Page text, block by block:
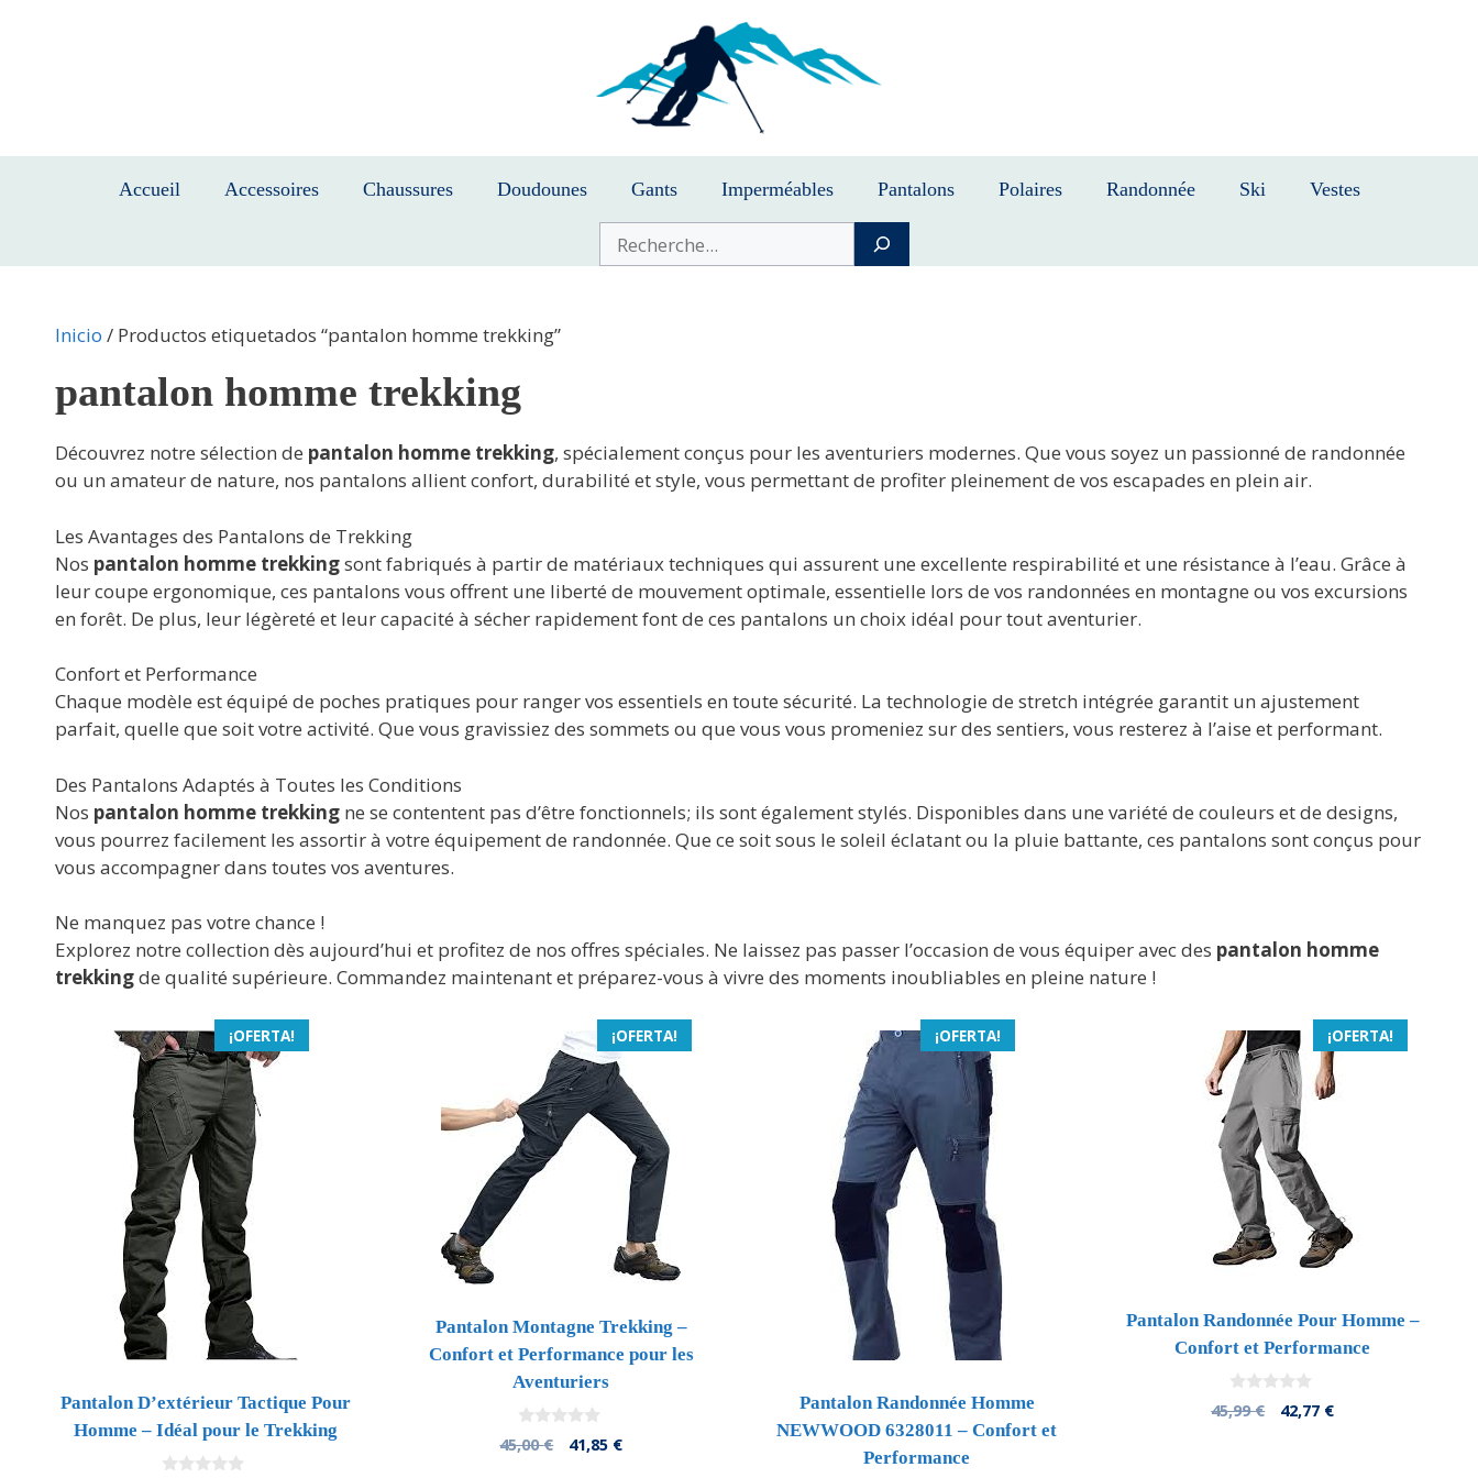
Accueil Accessoires Chaussures Doudounes Gants Imperméables Pantalons Polaires Randonnée Ski Vestes
Buscar
Inicio / Productos etiquetados “pantalon homme trekking”
pantalon homme trekking
Découvrez notre sélection de pantalon homme trekking, spécialement conçus pour les aventuriers modernes. Que vous soyez un passionné de randonnée
ou un amateur de nature, nos pantalons allient confort, durabilité et style, vous permettant de profiter pleinement de vos escapades en plein air.
Les Avantages des Pantalons de Trekking
Nos pantalon homme trekkingsont fabriqués à partir de matériaux techniques qui assurent une excellente respirabilité et une résistance à l’eau. Grâce à
leur coupe ergonomique, ces pantalons vous offrent une liberté de mouvement optimale, essentielle lors de vos randonnées en montagne ou vos excursions
en forêt. De plus, leur légèreté et leur capacité à sécher rapidement font de ces pantalons un choix idéal pour tout aventurier.
Confort et Performance
Chaque modèle est équipé de poches pratiques pour ranger vos essentiels en toute sécurité. La technologie de stretch intégrée garantit un ajustement
parfait, quelle que soit votre activité. Que vous gravissiez des sommets ou que vous vous promeniez sur des sentiers, vous resterez à l’aise et performant.
Des Pantalons Adaptés à Toutes les Conditions
Nos pantalon homme trekking ne se contentent pas d’être fonctionnels; ils sont également stylés. Disponibles dans une variété de couleurs et de designs,
vous pourrez facilement les assortir à votre équipement de randonnée. Que ce soit sous le soleil éclatant ou la pluie battante, ces pantalons sont conçus pour
vous accompagner dans toutes vos aventures.
Ne manquez pas votre chance !
Explorez notre collection dès aujourd’hui et profitez de nos offres spéciales. Ne laissez pas passer l’occasion de vous équiper avec des pantalon homme
trekkingde qualité supérieure. Commandez maintenant et préparez-vous à vivre des moments inoubliables en pleine nature !
¡OFERTA!
Pantalon D’extérieur Tactique Pour
Homme – Idéal pour le Trekking
¡OFERTA!
Pantalon Montagne Trekking –
Confort et Performance pour les
Aventuriers
0
d
45,00€
El
41,85 €El
¡OFERTA!
Pantalon Randonnée Homme
NEWWOOD 6328011 – Confort et
Performance
¡OFERTA!
Pantalon Randonnée Pour Homme –
Confort et Performance
0
d
45,99€
El
42,77 €El